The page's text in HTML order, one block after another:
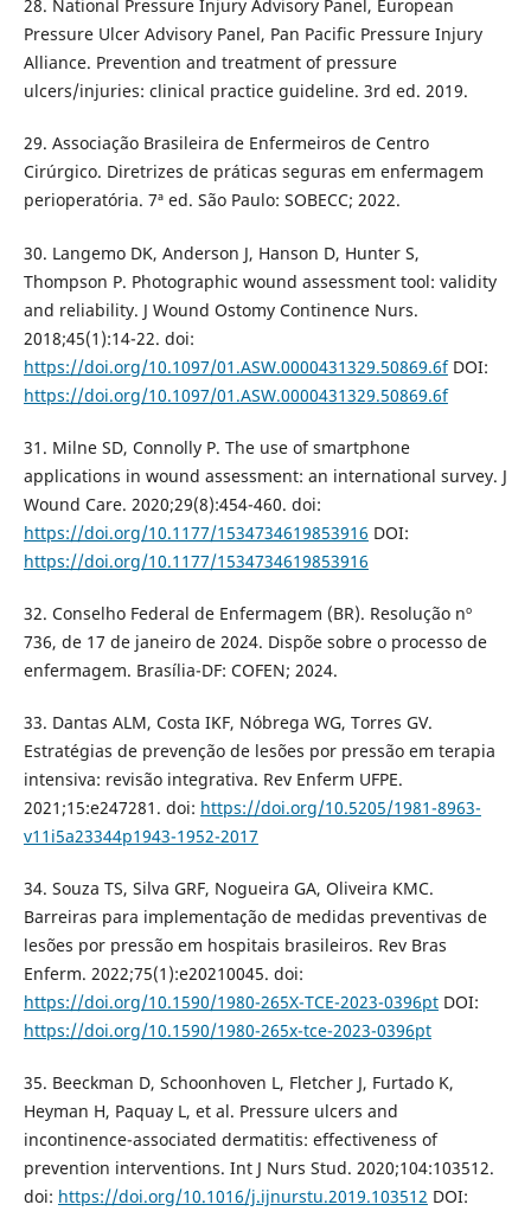
28. National Pressure Injury Advisory Panel, European
Pressure Ulcer Advisory Panel, Pan Pacific Pressure Injury
Alliance. Prevention and treatment of pressure
ulcers/injuries: clinical practice guideline. 3rd ed. 2019.
29. Associação Brasileira de Enfermeiros de Centro
Cirúrgico. Diretrizes de práticas seguras em enfermagem
perioperatória. 7ª ed. São Paulo: SOBECC; 2022.
30. Langemo DK, Anderson J, Hanson D, Hunter S,
Thompson P. Photographic wound assessment tool: validity
and reliability. J Wound Ostomy Continence Nurs.
2018;45(1):14-22. doi:
https://doi.org/10.1097/01.ASW.0000431329.50869.6fDOI:
https://doi.org/10.1097/01.ASW.0000431329.50869.6f
31. Milne SD, Connolly P. The use of smartphone
applications in wound assessment: an international survey. J
Wound Care. 2020;29(8):454-460. doi:
https://doi.org/10.1177/1534734619853916 DOI:
https://doi.org/10.1177/1534734619853916
32. Conselho Federal de Enfermagem (BR). Resolução nº
736, de 17 de janeiro de 2024. Dispõe sobre o processo de
enfermagem. Brasília-DF: COFEN; 2024.
33. Dantas ALM, Costa IKF, Nóbrega WG, Torres GV.
Estratégias de prevenção de lesões por pressão em terapia
intensiva: revisão integrativa. Rev Enferm UFPE.
2021;15:e247281. doi: https://doi.org/10.5205/1981-8963-
v11i5a23344p1943-1952-2017
34. Souza TS, Silva GRF, Nogueira GA, Oliveira KMC.
Barreiras para implementação de medidas preventivas de
lesões por pressão em hospitais brasileiros. Rev Bras
Enferm. 2022;75(1):e20210045. doi:
https://doi.org/10.1590/1980-265X-TCE-2023-0396ptDOI:
https://doi.org/10.1590/1980-265x-tce-2023-0396pt
35. Beeckman D, Schoonhoven L, Fletcher J, Furtado K,
Heyman H, Paquay L, et al. Pressure ulcers and
incontinence-associated dermatitis: effectiveness of
prevention interventions. Int J Nurs Stud. 2020;104:103512.
doi: https://doi.org/10.1016/j.ijnurstu.2019.103512 DOI: